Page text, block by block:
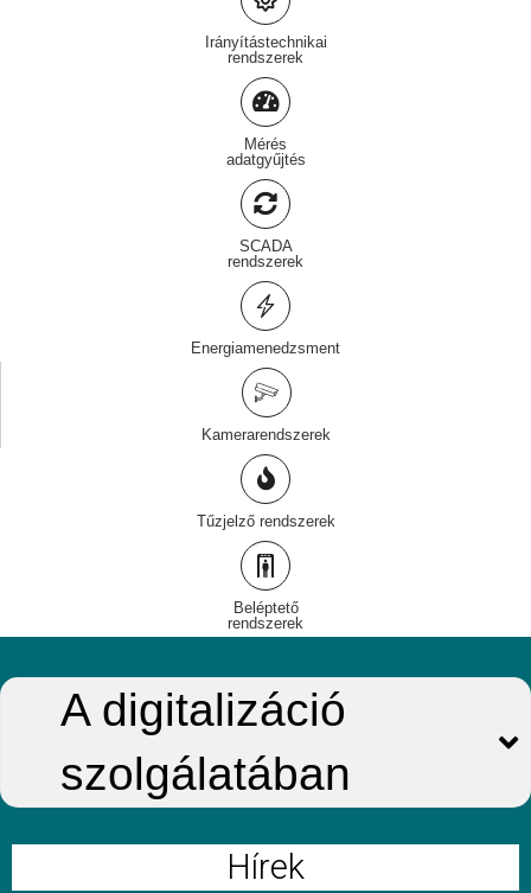
Irányítástechnikai
rendszerek
Mérés
adatgyűjtés
SCADA
rendszerek
Energiamenedzsment
Kamerarendszerek
Tűzjelző rendszerek
Beléptető
rendszerek
A digitalizáció
szolgálatában
Hírek